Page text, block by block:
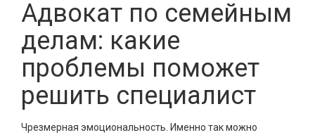
Адвокат по семейным
делам: какие
проблемы поможет
решить специалист
Чрезмерная эмоциональность. Именно так можно